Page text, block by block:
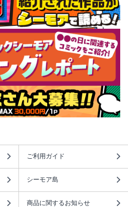
ご利用ガイド
シーモア島
商品に関するお知らせ